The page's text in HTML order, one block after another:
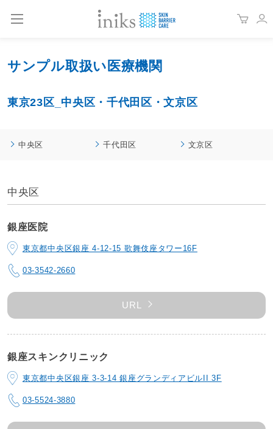
サンプル取扱い医療機関
東京23区_中央区・千代田区・文京区
中央区 千代田区 文京区
中央区
銀座医院
東京都中央区銀座 4-12-15 歌舞伎座タワー16F
03-3542-2660
URL
銀座スキンクリニック
東京都中央区銀座 3-3-14 銀座グランディアビルII 3F
03-5524-3880